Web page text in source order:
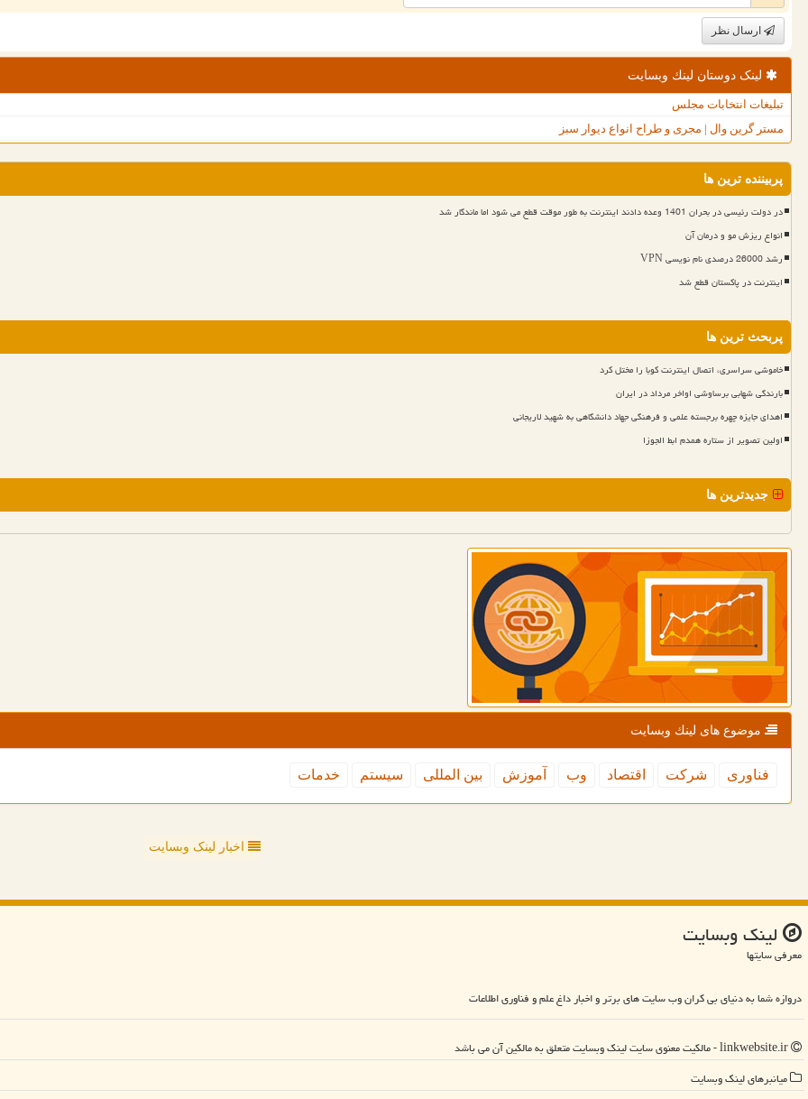
ارسال نظر
لینک دوستان لینك وبسایت
تبلیغات انتخابات مجلس
مستر گرین وال | مجری و طراح انواع دیوار سبز
پربیننده ترین ها
در دولت رئیسی در بحران 1401 وعده دادند اینترنت به طور موقت قطع می شود اما ماندگار شد
انواع ریزش مو و درمان آن
رشد 26000 درصدی نام نویسی VPN
اینترنت در پاکستان قطع شد
پربحث ترین ها
خاموشی سراسری، اتصال اینترنت کوبا را مختل کرد
بارندگی شهابی برساوشی اواخر مرداد در ایران
اهدای جایزه چهره برجسته علمی و فرهنگی جهاد دانشگاهی به شهید لاریجانی
اولین تصویر از ستاره همدم ابط الجوزا
جدیدترین ها
موضوع های لینك وبسایت
فناوری شركت اقتصاد وب آموزش بین المللی سیستم خدمات
اخبار لینک وبسایت
لینك وبسایت
معرفی سایتها
دروازه شما به دنیای بی کران وب سایت های برتر و اخبار داغ علم و فناوری اطلاعات
میانبرهای لینك وبسایت